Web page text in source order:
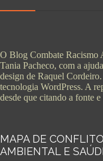
O Blog Combate Racismo
Tania Pacheco, com a
design de Raquel
tecnologia WordPress. A
desde que citando a fonte
MAPA DE
AMBIENTAL E